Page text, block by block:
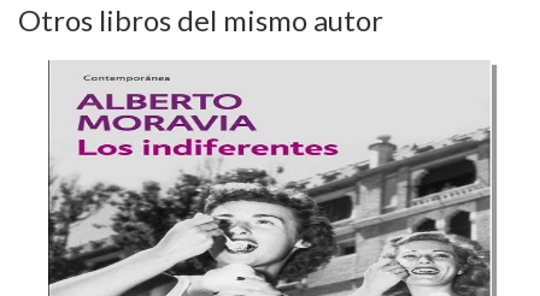
Otros libros del mismo autor